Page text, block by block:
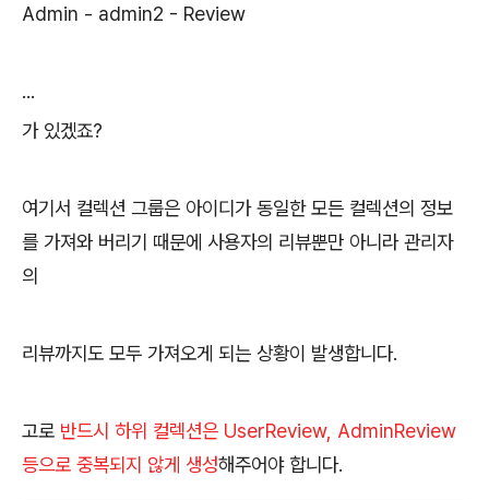
Admin - admin2 - Review
...
가 있겠죠?
여기서 컬렉션 그룹은 아이디가 동일한 모든 컬렉션의 정보
를 가져와 버리기 때문에 사용자의 리뷰뿐만 아니라 관리자
의
리뷰까지도 모두 가져오게 되는 상황이 발생합니다.
고로 반드시 하위 컬렉션은 UserReview, AdminReview
등으로 중복되지 않게 생성해주어야 합니다.